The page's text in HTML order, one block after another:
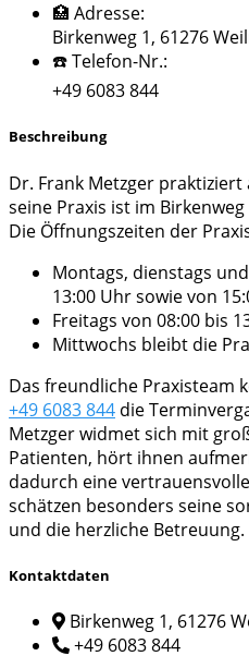
🏥 Adresse:
Birkenweg 1, 61276
☎️ Telefon-Nr.:
+49 6083 844
Beschreibung
Dr. Frank Metzger
seine Praxis ist im
Die Öffnungszeiten der
Montags, dienstags
13:00 Uhr sowie von
Freitags von 08:00 bis
Mittwochs bleibt die
Das freundliche
+49 6083 844 die
Metzger widmet sich mit
Patienten, hört ihnen
dadurch eine
schätzen besonders seine
und die herzliche Betreuung.
Kontaktdaten
Birkenweg 1, 61276
+49 6083 844